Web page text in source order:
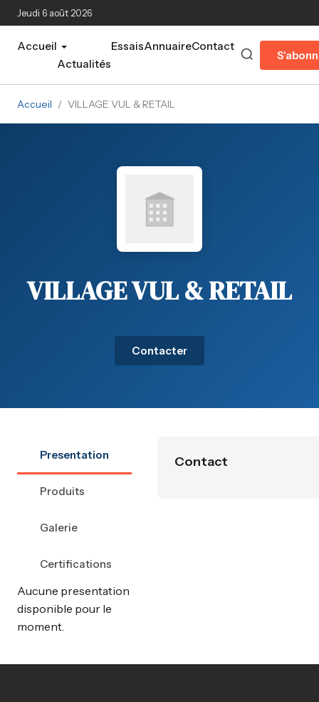
Aller au contenu principal
Jeudi 6 août 2026
Accueil
Actualités
EssaisAnnuaireContact
Accueil / VILLAGE VUL & RETAIL
VILLAGE VUL & RETAIL
Contacter
Presentation
Produits
Galerie
Certifications
Aucune presentation
disponible pour le
moment.
Contact